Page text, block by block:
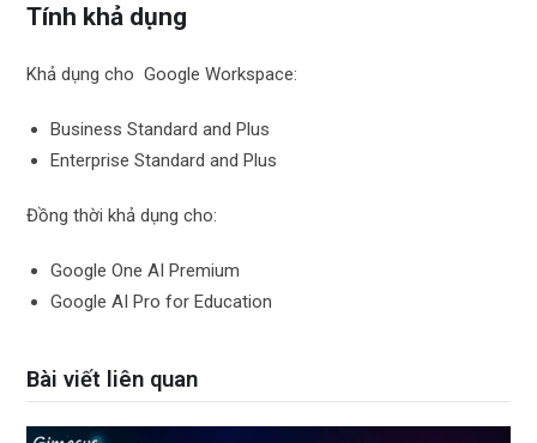
Tính khả dụng
Khả dụng cho Google Workspace:
Business Standard and Plus
Enterprise Standard and Plus
Đồng thời khả dụng cho:
Google One AI Premium
Google AI Pro for Education
Bài viết liên quan